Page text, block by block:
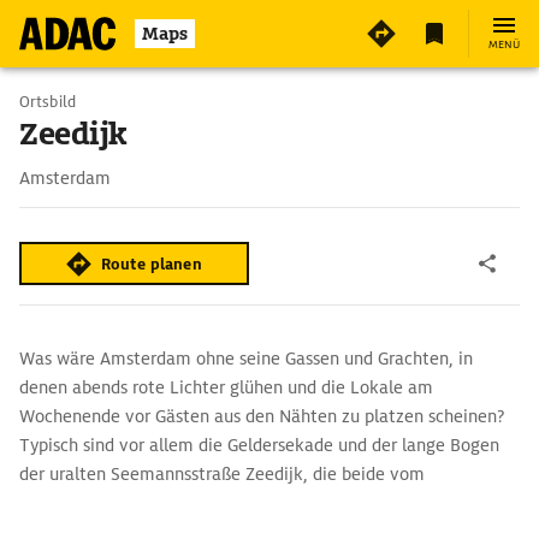
Maps MENÜ
Ortsbild
Zeedijk
Amsterdam
Route planen
Was wäre Amsterdam ohne seine Gassen und Grachten, in
denen abends rote Lichter glühen und die Lokale am
Wochenende vor Gästen aus den Nähten zu platzen scheinen?
Typisch sind vor allem die Geldersekade und der lange Bogen
der uralten Seemannsstraße Zeedijk, die beide vom